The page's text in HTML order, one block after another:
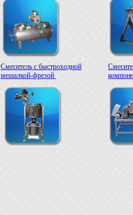
Смеситель с быстроходной
мешалкой-фрезой